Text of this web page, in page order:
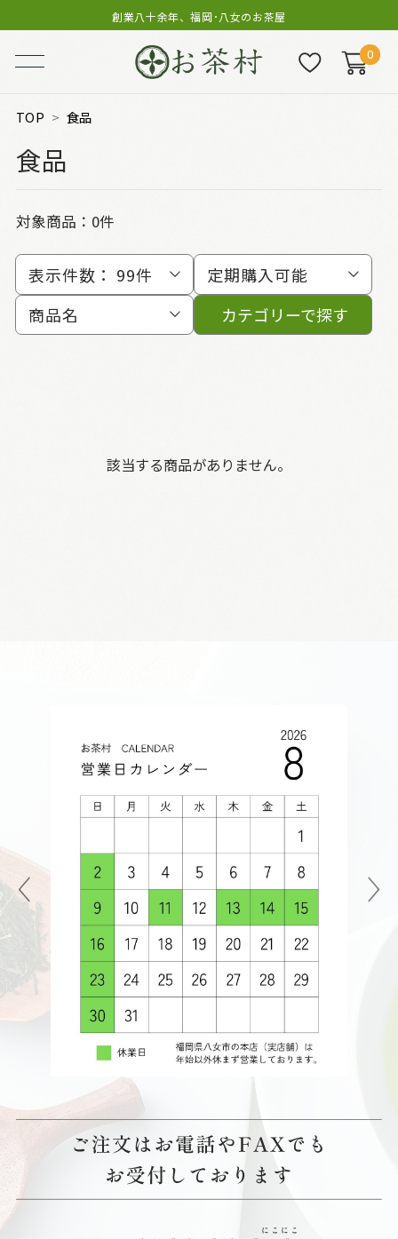
創業八十余年、福岡･八女のお茶屋
0
TOP 食品
食品
対象商品：0件
表示件数： 99件
定期購入可能
商品名
カテゴリーで探す
該当する商品がありません。